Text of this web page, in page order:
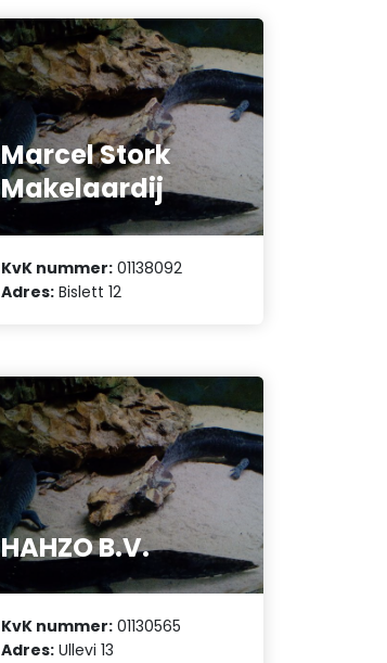
Marcel Stork
Makelaardij
KvK nummer: 01138092
Adres: Bislett 12
HAHZO B.V.
KvK nummer: 01130565
Adres: Ullevi 13